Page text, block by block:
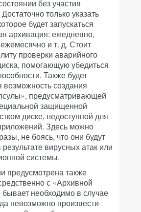
без участия
только указать
будет запускаться
архивация: ежедневно,
и т. д. Стоит
проверки аварийного
помогающую убедиться
Также будет
возможность создания
предусматривающей
защищенной
диске, недоступной для
Здесь можно
не боясь, что они будут
вирусных атак или
системы.
предусмотрена также
с «Архивной
необходимо в случае
невозможно произвести